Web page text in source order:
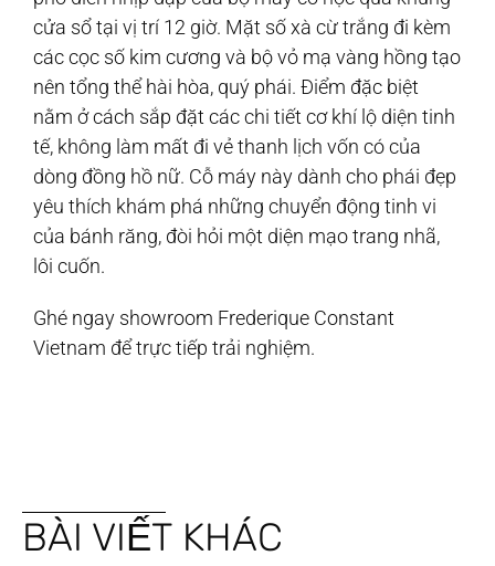
cửa sổ tại vị trí 12 giờ. Mặt số xà cừ trắng đi kèm
các cọc số kim cương và bộ vỏ mạ vàng hồng tạo
nên tổng thể hài hòa, quý phái. Điểm đặc biệt
nằm ở cách sắp đặt các chi tiết cơ khí lộ diện tinh
tế, không làm mất đi vẻ thanh lịch vốn có của
dòng đồng hồ nữ. Cỗ máy này dành cho phái đẹp
yêu thích khám phá những chuyển động tinh vi
của bánh răng, đòi hỏi một diện mạo trang nhã,
lôi cuốn.
Ghé ngay showroom Frederique Constant
Vietnam để trực tiếp trải nghiệm.
BÀI VIẾT KHÁC